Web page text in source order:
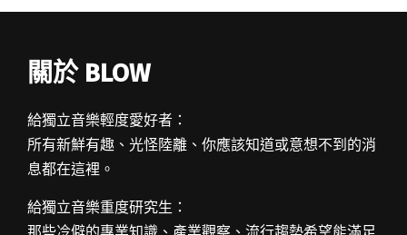
關於 BLOW
給獨立音樂輕度愛好者：
所有新鮮有趣、光怪陸離、你應該知道或意想不到的消
息都在這裡。
給獨立音樂重度研究生：
那些冷僻的專業知識、產業觀察、流行趨勢希望能滿足